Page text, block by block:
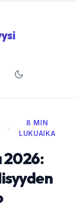
•
8 MIN
LUKUAIKA